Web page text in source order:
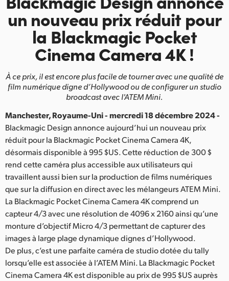
Finland
France
Germany
Hong Kong SAR, China
Italy
Japan
Korea
Mexico
Malaysia
Netherlands
New Zealand
Norway
un nouveau prixréduit pour
la BlackmagicPocket
Cinema Camera 4K !
À ce prix, il est encore plus facile de tourner avec une qualité de
filmnumérique digne d’Hollywood ou de configurer un studio
broadcast avec l'ATEM Mini.
Manchester, Royaume-Uni - mercredi 18 décembre 2024 -
Blackmagic Design annonce aujourd’hui un nouveau prix
réduit pour la Blackmagic Pocket Cinema Camera 4K,
désormais disponible à 995 $US. Cette réduction de 300 $
rend cette caméra plus accessible aux utilisateurs qui
travaillent aussi bien sur la production de films numériques
que sur la diffusion en direct avec les mélangeurs ATEM Mini.
La Blackmagic Pocket Cinema Camera 4K comprend un
capteur 4/3 avec une résolution de 4096 x 2160 ainsi qu’une
monture d’objectif Micro 4/3 permettant de capturer des
images à large plage dynamique dignes d’Hollywood.
De plus, c’est une parfaite caméra de studio dotée du tally
lorsqu’elle est associée à l’ATEM Mini. La Blackmagic Pocket
Cinema Camera 4K est disponible au prix de 995 $US auprès